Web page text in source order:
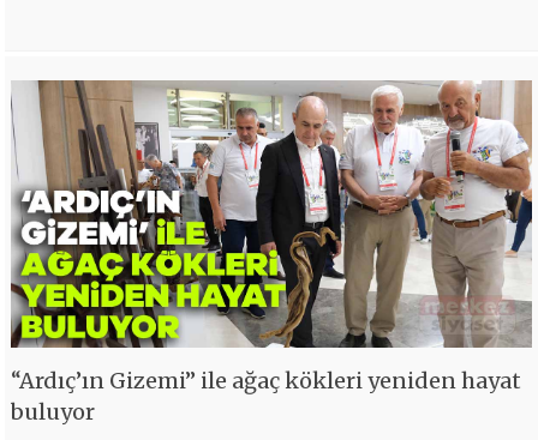
“Ardıç’ın Gizemi” ile ağaç kökleri yeniden hayat
buluyor